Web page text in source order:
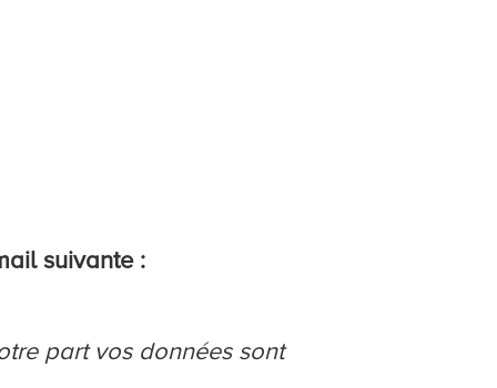
suivante :
part vos données sont